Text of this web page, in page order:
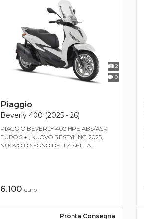
2
0
Piaggio
Beverly 400 (2025 - 26)
PIAGGIO BEVERLY 400 HPE ABS/ASR
EURO 5 + , NUOVO RESTYLING 2025,
NUOVO DISEGNO DELLA SELLA...
6.100 euro
Pronta Consegna